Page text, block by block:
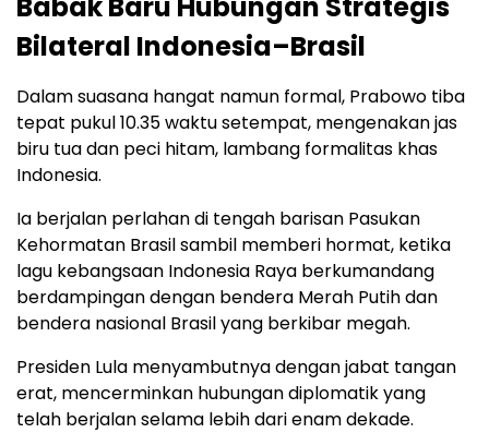
Bilateral Indonesia–Brasil
Dalam suasana hangat namun formal, Prabowo tiba
tepat pukul 10.35 waktu setempat, mengenakan jas
biru tua dan peci hitam, lambang formalitas khas
Indonesia.
Ia berjalan perlahan di tengah barisan Pasukan
Kehormatan Brasil sambil memberi hormat, ketika
lagu kebangsaan Indonesia Raya berkumandang
berdampingan dengan bendera Merah Putih dan
bendera nasional Brasil yang berkibar megah.
Presiden Lula menyambutnya dengan jabat tangan
erat, mencerminkan hubungan diplomatik yang
telah berjalan selama lebih dari enam dekade.